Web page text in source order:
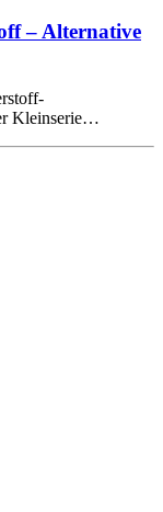
– Alternative
Kleinserie…